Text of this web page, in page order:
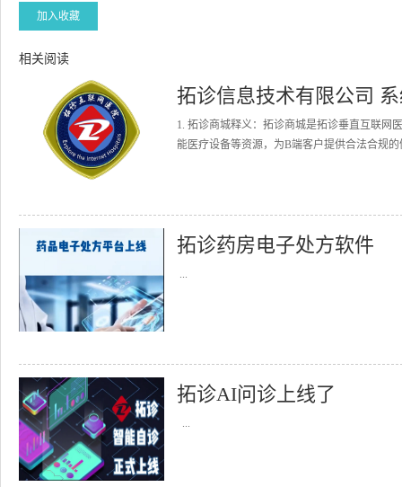
加入收藏
相关阅读
拓诊信息技术有限公司
1. 拓诊商城释义：拓诊商城是拓诊垂直互联网
能医疗设备等资源，为B端客户提供合法合规
拓诊药房电子处方软件
...
拓诊AI问诊上线了
...